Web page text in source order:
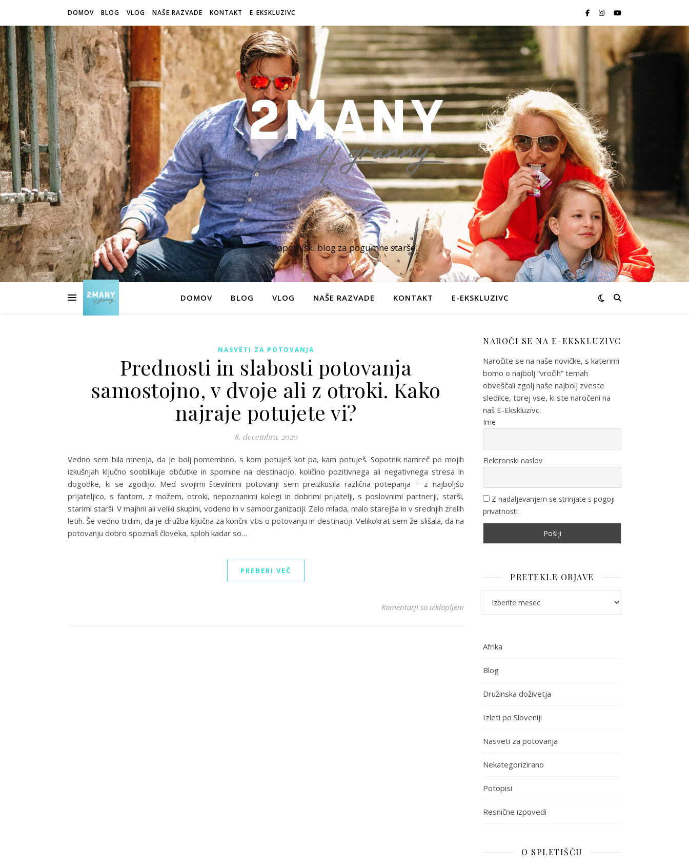
DOMOV BLOG VLOG NAŠE RAZVADE KONTAKT E-EKSKLUZIVC
Popotniški blog za pogumne starše.
DOMOV BLOG VLOG NAŠE RAZVADE KONTAKT E-EKSKLUZIVC
NASVETI ZA POTOVANJA
Prednosti in slabosti potovanja
samostojno, v dvoje ali z otroki. Kako
najraje potujete vi?
8. decembra, 2020
Vedno sem bila mnenja, da je bolj pomembno, s kom potuješ kot pa, kam potuješ. Sopotnik namreč po mojih
izkušnjah ključno sooblikuje občutke in spomine na destinacijo, količino pozitivnega ali negativnega stresa in
dogodke, ki se zgodijo. Med svojimi številnimi potovanji sem preizkusila različna potepanja − z najboljšo
prijateljico, s fantom, z možem, otroki, nepoznanimi kolegi in dobrimi prijatelji, s poslovnimi partnerji, starši,
starimi starši. V majhni ali veliki skupini, vodeno in v samoorganizaciji. Zelo mlada, malo starejša in v srednjih zrelih
letih. Še vedno trdim, da je družba ključna za končni vtis o potovanju in destinaciji. Velikokrat sem že slišala, da na
potovanju dobro spoznaš človeka, sploh kadar so…
PREBERI VEČ
Komentarji so izklopljeniza Prednosti in slabosti potovanja samostojno, v dvoje ali z otroki.
NAROČI SE NA E-EKSKLUZIVC
Naročite se na naše novičke, s katerimi
bomo o najbolj “vročih” temah
obveščali zgolj naše najbolj zveste
sledilce, torej vse, ki ste naročeni na
naš E-Ekskluzivc.
Ime
Elektronski naslov
Z nadaljevanjem se strinjate s pogoji
privatnosti
PRETEKLE OBJAVE
Afrika
Blog
Družinska doživetja
Izleti po Sloveniji
Nasveti za potovanja
Nekategorizirano
Potopisi
Resnične izpovedi
O SPLETIŠČU